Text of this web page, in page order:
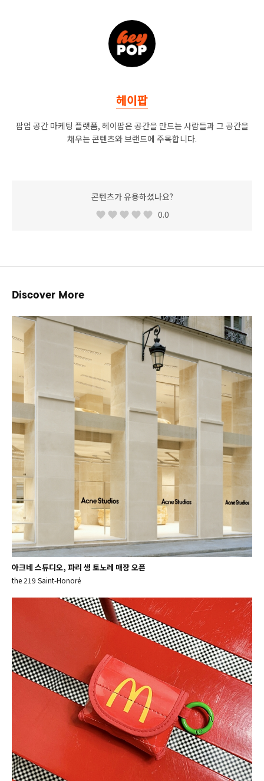
헤이팝
팝업 공간 마케팅 플랫폼, 헤이팝은 공간을 만드는 사람들과 그 공간을
채우는 콘텐츠와 브랜드에 주목합니다.
콘텐츠가 유용하셨나요?
0.0
Discover More
아크네 스튜디오, 파리 생 토노레 매장 오픈
the 219 Saint-Honoré